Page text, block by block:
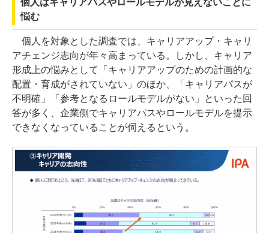
悩む
個人を対象とした調査では、キャリアアップ・キャリ
アチェンジ志向が年々高まっている。しかし、キャリア
形成上の悩みとして「キャリアアップのための計画的な
配置・育成がされていない」のほか、「キャリアパスが
不明確」「参考となるロールモデルがない」といった回
答が多く、企業側でキャリアパスやロールモデルを提示
できなくなっていることが伺えるという。